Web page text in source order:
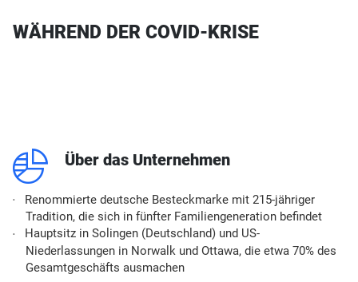
WÄHREND DER COVID-KRISE
q Über das Unternehmen
Renommierte deutsche Besteckmarke mit 215-jähriger
Tradition, die sich in fünfter Familiengeneration befindet
Hauptsitz in Solingen (Deutschland) und US-
Niederlassungen in Norwalk und Ottawa, die etwa 70% des
Gesamtgeschäfts ausmachen